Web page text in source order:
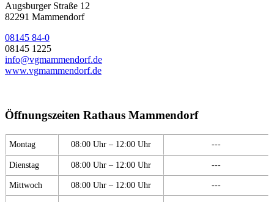
Augsburger Straße 12
82291 Mammendorf
08145 84-0
08145 1225
info@vgmammendorf.de
www.vgmammendorf.de
Öffnungszeiten Rathaus Mammendorf
Montag 08:00 Uhr – 12:00 Uhr ---
Dienstag 08:00 Uhr – 12:00 Uhr ---
Mittwoch 08:00 Uhr – 12:00 Uhr ---